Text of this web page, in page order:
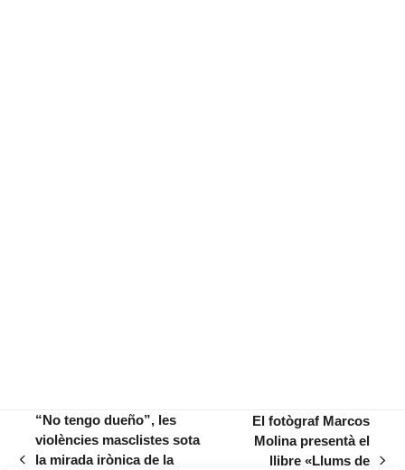
“No tengo dueño”, les
violències masclistes sota
la mirada irònica de la
El fotògraf Marcos
Molina presentà el
llibre «Llums de